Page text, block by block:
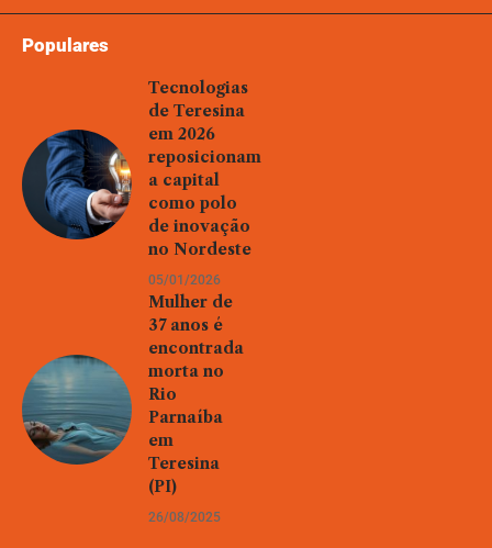
Populares
Tecnologias
de Teresina
em 2026
reposicionam
a capital
como polo
de inovação
no Nordeste
05/01/2026
Mulher de
37 anos é
encontrada
morta no
Rio
Parnaíba
em
Teresina
(PI)
26/08/2025